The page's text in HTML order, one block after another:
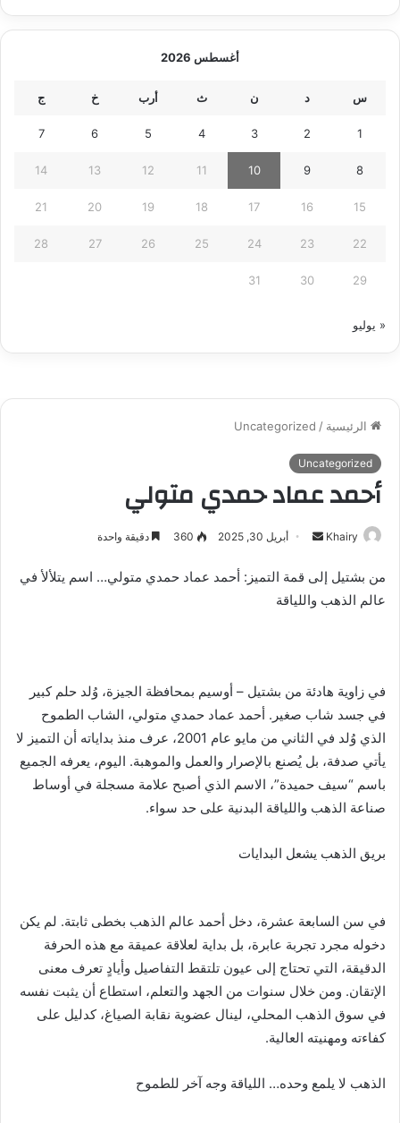
أغسطس 2026
س د ن ث أرب خ ج
1
2
3
4
5
6
7
8
9
10
11
12
13
14
15
16
17
18
19
20
21
22
23
24
25
26
27
28
29
30
31
« يوليو